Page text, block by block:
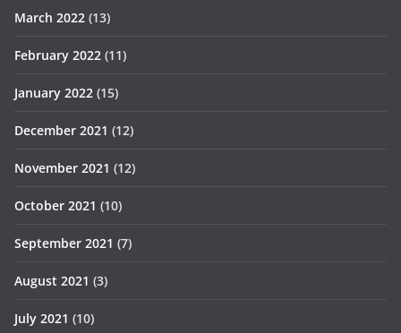
March 2022 (13)
February 2022 (11)
January 2022 (15)
December 2021 (12)
November 2021 (12)
October 2021 (10)
September 2021 (7)
August 2021 (3)
July 2021 (10)